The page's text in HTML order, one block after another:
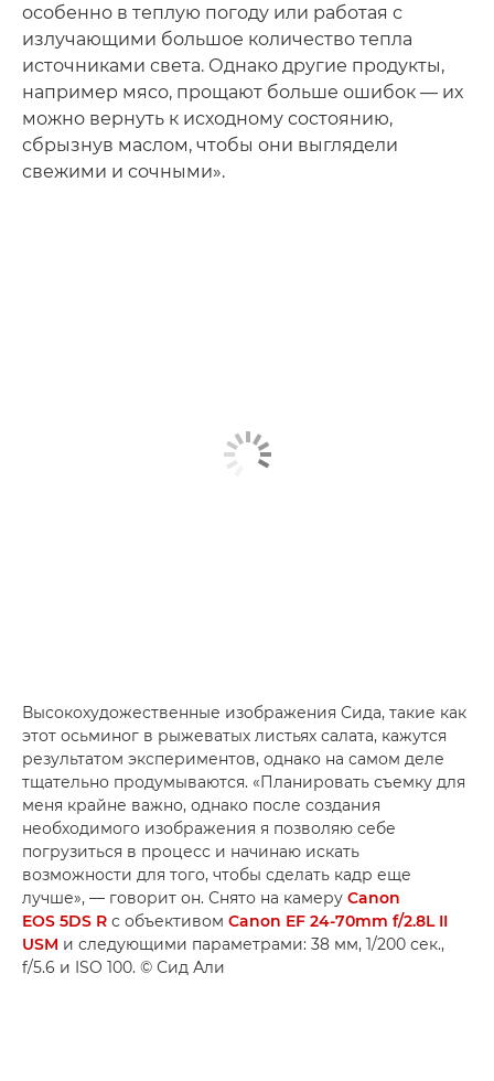
особенно в теплую погоду или работая с
излучающими большое количество тепла
источниками света. Однако другие продукты,
например мясо, прощают больше ошибок — их
можно вернуть к исходному состоянию,
сбрызнув маслом, чтобы они выглядели
свежими и сочными».
Высокохудожественные изображения Сида, такие как
этот осьминог в рыжеватых листьях салата, кажутся
результатом экспериментов, однако на самом деле
тщательно продумываются. «Планировать съемку для
меня крайне важно, однако после создания
необходимого изображения я позволяю себе
погрузиться в процесс и начинаю искать
возможности для того, чтобы сделать кадр еще
лучше», — говорит он. Снято на камеру Canon
EOS 5DS R с объективом Canon EF 24-70mm f/2.8L II
USM и следующими параметрами: 38 мм, 1/200 сек.,
f/5.6 и ISO 100. © Сид Али